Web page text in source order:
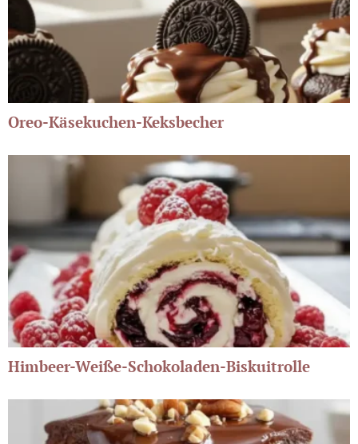
Oreo-Käsekuchen-Keksbecher
Himbeer-Weiße-Schokoladen-Biskuitrolle